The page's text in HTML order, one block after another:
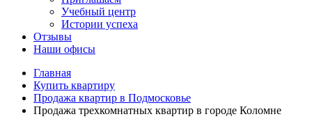
Учебный центр
Истории успеха
Отзывы
Наши офисы
Главная
Купить квартиру
Продажа квартир в Подмосковье
Продажа трехкомнатных квартир в городе Коломне